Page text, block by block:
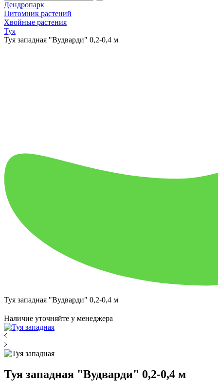
Дендропарк
Питомник растений
Хвойные растения
Туя
Туя западная "Вудварди" 0,2-0,4 м
Туя западная "Вудварди" 0,2-0,4 м
Наличие уточняйте у менеджера
Туя западная "Вудварди" 0,2-0,4 м